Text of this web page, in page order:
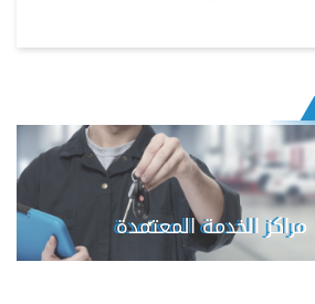
مراكز الخدمة المعتمدة